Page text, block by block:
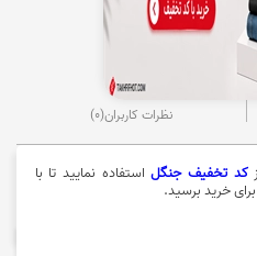
نظرات کاربران(0)
کد تخفیف جنگلاستفاده نمایید تا با
خرید برسید.